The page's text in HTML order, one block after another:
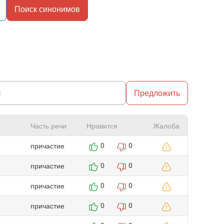
Поиск синонимов
Предложить
Часть речи Нравится
Жалоба
причастие
0 0
причастие 0 0
причастие 0 0
причастие 0 0